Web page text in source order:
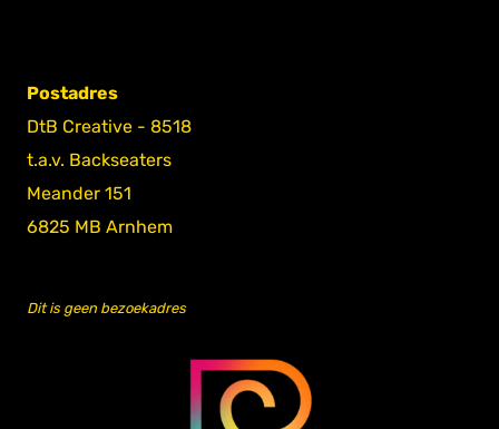
Postadres
DtB Creative - 8518
t.a.v. Backseaters
Meander 151
6825 MB Arnhem
Dit is geen bezoekadres